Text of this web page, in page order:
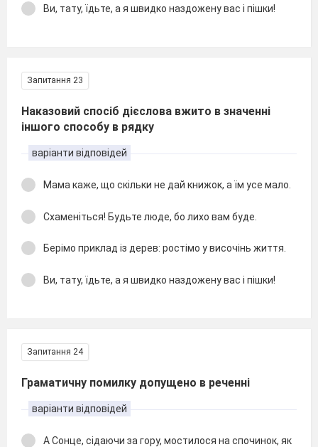
Ви, тату, їдьте, а я швидко наздожену вас і пішки!
Запитання 23
Наказовий спосіб дієслова вжито в значенні
іншого способу в рядку
варіанти відповідей
Мама каже, що скільки не дай книжок, а їм усе мало.
Схаменіться! Будьте люде, бо лихо вам буде.
Берімо приклад із дерев: ростімо у височінь життя.
Ви, тату, їдьте, а я швидко наздожену вас і пішки!
Запитання 24
Граматичну помилку допущено в реченні
варіанти відповідей
А Сонце, сідаючи за гору, мостилося на спочинок, як